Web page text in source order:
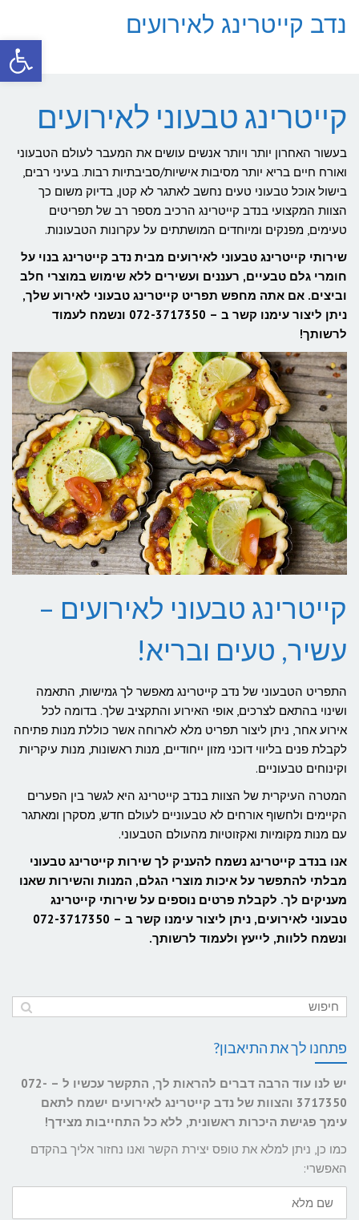
פתח
נדב קייטרינג לאירועים
קייטרינג טבעוני לאירועים
בעשור האחרון יותר ויותר אנשים עושים את המעבר לעולם הטבעוני
ואורח חיים בריא יותר מסיבות אישיות/סביבתיות רבות. בעיני רבים,
בישול אוכל טבעוני טעים נחשב לאתגר לא קטן, בדיוק משום כך
הצוות המקצועי בנדב קייטרינג הרכיב מספר רב של תפריטים
טעימים, מפנקים ומיוחדים המושתתים על עקרונות הטבעונות.
שירותי קייטרינג טבעוני לאירועים מבית נדב קייטרינג בנוי על
חומרי גלם טבעיים, רעננים ועשירים ללא שימוש במוצרי חלב
וביצים. אם אתה מחפש תפריט קייטרינג טבעוני לאירוע שלך,
ניתן ליצור עימנו קשר ב – 072-3717350 ונשמח לעמוד
לרשותך!
קייטרינג טבעוני לאירועים –
עשיר, טעים ובריא!
התפריט הטבעוני של נדב קייטרינג מאפשר לך גמישות, התאמה
ושינוי בהתאם לצרכים, אופי האירוע והתקציב שלך. בדומה לכל
אירוע אחר, ניתן ליצור תפריט מלא לארוחה אשר כוללת מנות פתיחה
לקבלת פנים בליווי דוכני מזון ייחודיים, מנות ראשונות, מנות עיקריות
וקינוחים טבעוניים.
המטרה העיקרית של הצוות בנדב קייטרינג היא לגשר בין הפערים
הקיימים ולחשוף אורחים לא טבעוניים לעולם חדש, מסקרן ומאתגר
עם מנות מקומיות ואקזוטיות מהעולם הטבעוני.
אנו בנדב קייטרינג נשמח להעניק לך שירות קייטרינג טבעוני
מבלתי להתפשר על איכות מוצרי הגלם, המנות והשירות שאנו
מעניקים לך. לקבלת פרטים נוספים על שירותי קייטרינג
טבעוני לאירועים, ניתן ליצור עימנו קשר ב – 072-3717350
ונשמח ללוות, לייעץ ולעמוד לרשותך.
פתחנו לך את התיאבון?
יש לנו עוד הרבה דברים להראות לך, התקשר עכשיו ל – 072-
3717350 והצוות של נדב קייטרינג לאירועים ישמח לתאם
עימך פגישת היכרות ראשונית, ללא כל התחייבות מצידך!
כמו כן, ניתן למלא את טופס יצירת הקשר ואנו נחזור אליך בהקדם
האפשרי:
שם
מלא